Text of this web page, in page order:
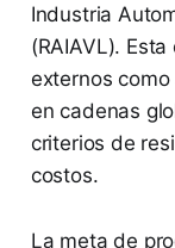
Industria
(RAIAVL).
externos
en cadenas
criterios de
costos.
La meta de